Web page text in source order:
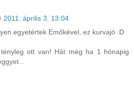
2011. április 3. 13:04
egyetértek Emőkével, ez kurvajó :D
ott van! Hát még ha 1 hónapig